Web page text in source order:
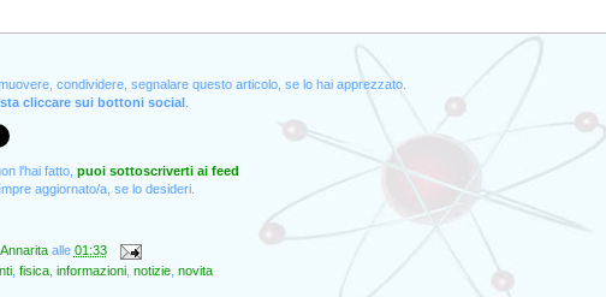
condividere, segnalare questo articolo, se lo hai apprezzato.
cliccare sui bottoni social.
l'hai fatto, puoi sottoscriverti ai feed
aggiornato/a, se lo desideri.
Annarita alle 01:33
, fisica, informazioni, notizie, novita